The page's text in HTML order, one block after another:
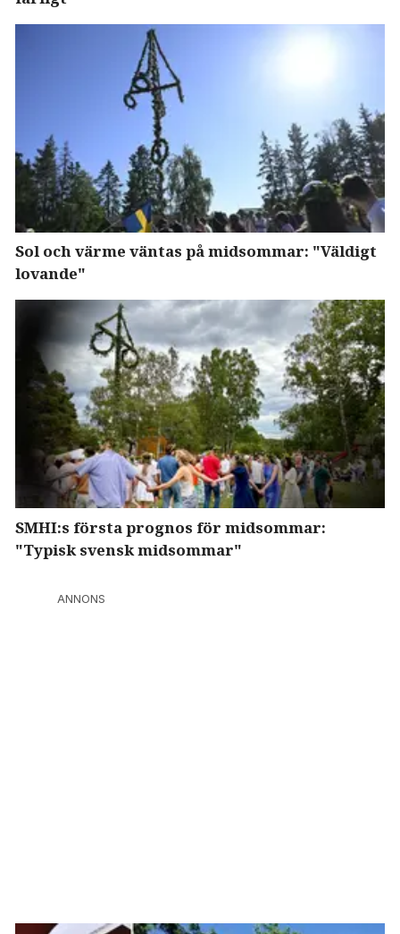
Sol och värme väntas på midsommar: "Väldigt
lovande"
SMHI:s första prognos för midsommar:
"Typisk svensk midsommar"
ANNONS